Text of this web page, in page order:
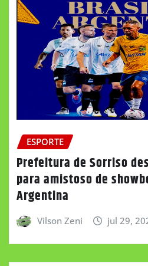
ESPORTE
Prefeitura de Sorriso
para amistoso de
Argentina
Vilson Zeni jul 29,